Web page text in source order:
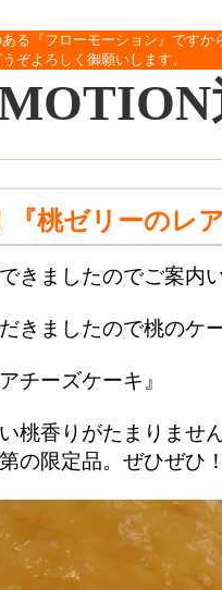
る『フローモーション』です
ぞよろしく御願いします。
『桃ゼリーのレ
きましたのでご案内
きましたので桃のケ
チーズケーキ』
桃香りがたまりませ
の限定品。ぜひぜひ